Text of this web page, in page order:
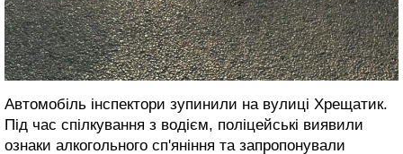
Автомобіль інспектори зупинили на вулиці Хрещатик.
Під час спілкування з водієм, поліцейські виявили
ознаки алкогольного сп'яніння та запропонували